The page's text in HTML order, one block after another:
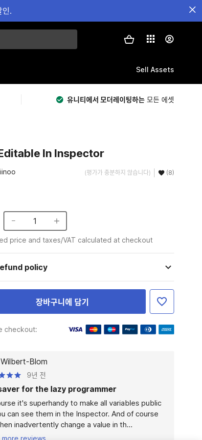
.
Sell Assets
유니티에서 모더레이팅하는 모든 에셋
In Inspector
(평가가 충분하지 않습니다) (8)
1
price and taxes/VAT calculated at checkout
policy
장바구니에 담기
checkout:
Wilbert-Blom
9년 전
for the lazy programmer
it's superhandy to make all variables public
can see them in the Inspector. And of course
inadvertently change a value in th...
more reviews